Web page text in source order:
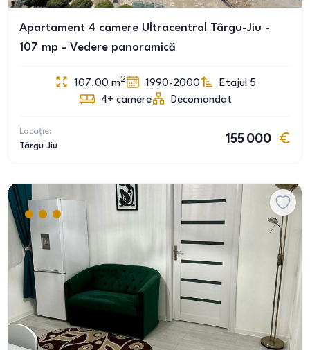
Apartament 4 camere Ultracentral Târgu-Jiu -
107 mp - Vedere panoramică
107.00 m2 1990-2000
Etajul 5
4+ camere Decomandat
Locație:
Târgu Jiu
155 000